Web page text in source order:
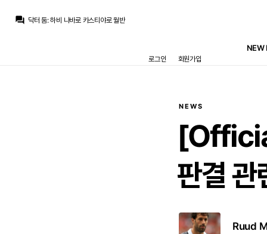
question_answer 닥터 둠:하비 나바로 카스티야로 월반
시즌 시작전부터 무리뉴가 페레즈에 빡치면서 시작하네
NEW
로그인 회원가입
NEWS
판결 관
Ruud